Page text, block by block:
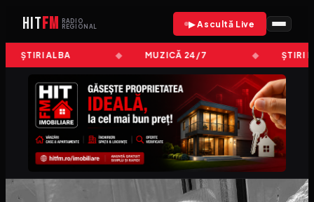
HITFM
RADIO
REGIONAL
▶ Ascultă Live
ȘTIRI ALBA MUZICĂ 24/7 ȘTIRI